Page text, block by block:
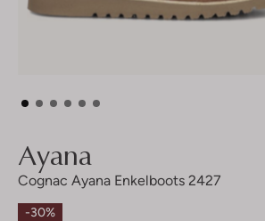
Ayana
Cognac Ayana Enkelboots 2427
-30%